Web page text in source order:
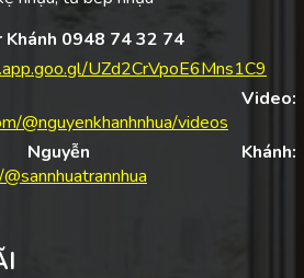
Khánh 0948 74 32 74
UZd2CrVpoE6Mns1C9
Video:
@nguyenkhanhnhua/videos
Khánh: